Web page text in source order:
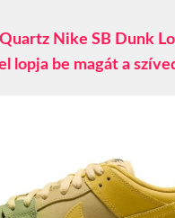
Nike SB Dunk
lopja be magát a